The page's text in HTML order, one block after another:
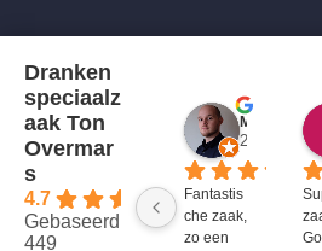
Dranken
speciaalz
aak Ton
Overmar
s
4.7
Gebaseerd op
449
2 jaar
Fantastis
che zaak,
zo een